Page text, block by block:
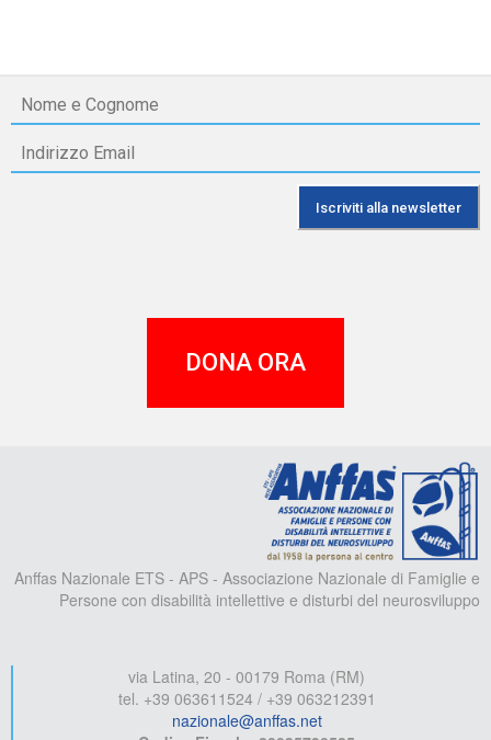
DONA ORA
Anffas Nazionale ETS - APS - Associazione Nazionale di Famiglie e
Persone con disabilità intellettive e disturbi del neurosviluppo
via Latina, 20 - 00179 Roma (RM)
tel. +39 063611524 / +39 063212391
nazionale@anffas.net